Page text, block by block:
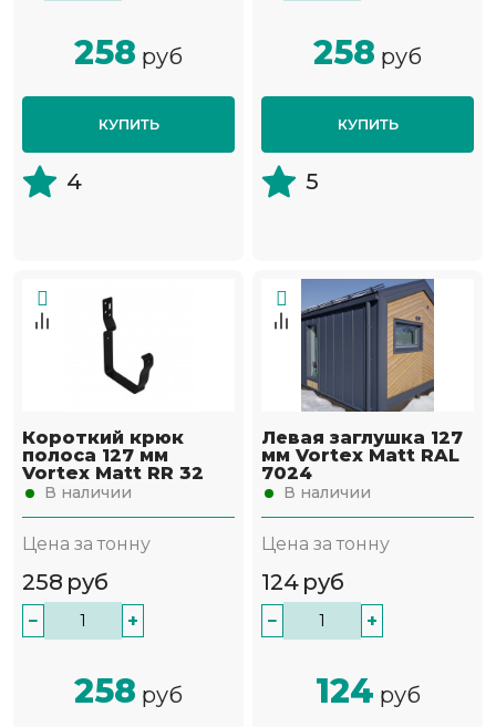
258 руб
КУПИТЬ
4
258 руб
КУПИТЬ
5
Короткий крюк
полоса 127 мм
Vortex Matt RR 32
В наличии
Цена за тонну
258 руб
− +
258 руб
Левая заглушка 127
мм Vortex Matt RAL
7024
В наличии
Цена за тонну
124 руб
− +
124 руб